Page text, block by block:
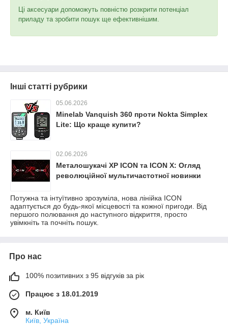
Ці аксесуари допоможуть повністю розкрити потенціал
приладу та зробити пошук ще ефективнішим.
Інші статті рубрики
05.06.2026
Minelab Vanquish 360 проти Nokta Simplex
Lite: Що краще купити?
02.06.2026
Металошукачі XP ICON та ICON X: Огляд
революційної мультичастотної новинки
Потужна та інтуїтивно зрозуміла, нова лінійка ICON
адаптується до будь-якої місцевості та кожної пригоди. Від
першого полювання до наступного відкриття, просто
увімкніть та почніть пошук.
Про нас
100% позитивних з 95 відгуків за рік
Працює з 18.01.2019
м. Київ
Київ, Україна